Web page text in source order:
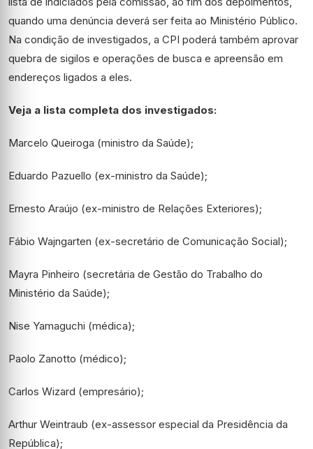
quando uma denúncia deverá ser feita ao Ministério Público.
Na condição de investigados, a CPI poderá também aprovar
quebra de sigilos e operações de busca e apreensão em
endereços ligados a eles.
Veja a lista completa dos investigados:
Marcelo Queiroga (ministro da Saúde);
Eduardo Pazuello (ex-ministro da Saúde);
Ernesto Araújo (ex-ministro de Relações Exteriores);
Fábio Wajngarten (ex-secretário de Comunicação Social);
Mayra Pinheiro (secretária de Gestão do Trabalho do
Ministério da Saúde);
Nise Yamaguchi (médica);
Paolo Zanotto (médico);
Carlos Wizard (empresário);
Arthur Weintraub (ex-assessor especial da Presidência da
República);